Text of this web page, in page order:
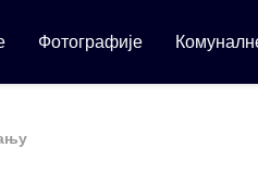
Фотографије